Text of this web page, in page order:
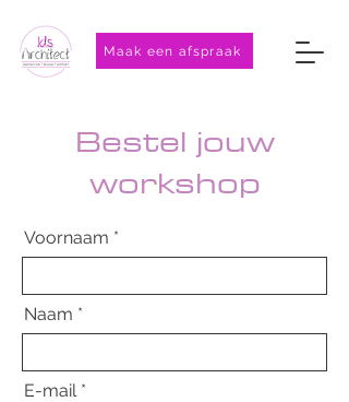
Maak een afspraak
Bestel jouw
workshop
Voornaam
Naam
E-mail